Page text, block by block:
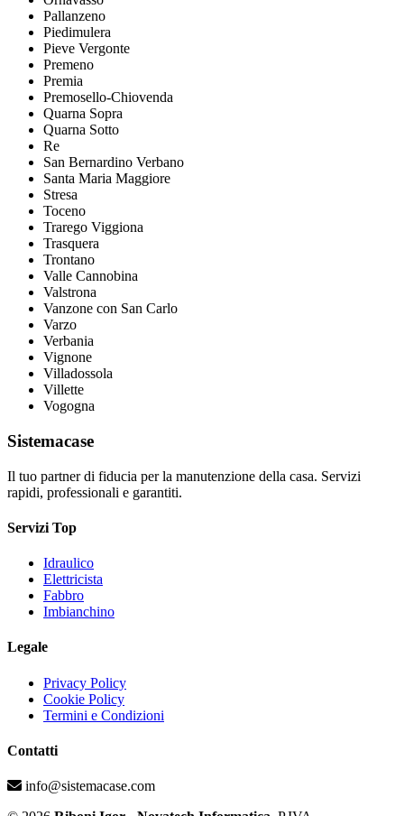
Pallanzeno
Piedimulera
Pieve Vergonte
Premeno
Premia
Premosello-Chiovenda
Quarna Sopra
Quarna Sotto
Re
San Bernardino Verbano
Santa Maria Maggiore
Stresa
Toceno
Trarego Viggiona
Trasquera
Trontano
Valle Cannobina
Valstrona
Vanzone con San Carlo
Varzo
Verbania
Vignone
Villadossola
Villette
Vogogna
Sistemacase
Il tuo partner di fiducia per la manutenzione della casa. Servizi
rapidi, professionali e garantiti.
Servizi Top
Idraulico
Elettricista
Fabbro
Imbianchino
Legale
Privacy Policy
Cookie Policy
Termini e Condizioni
Contatti
info@sistemacase.com